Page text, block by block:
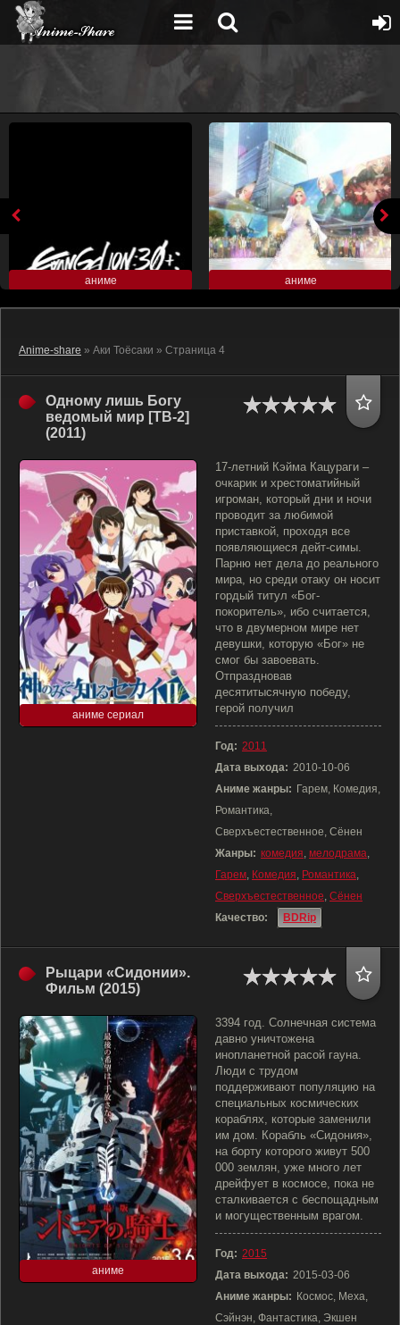
аниме аниме
Anime-share » Аки Тоёсаки » Страница 4
Одному лишь Богу
ведомый мир [ТВ-2]
(2011)
аниме сериал
17-летний Кэйма Кацураги –
очкарик и хрестоматийный
игроман, который дни и ночи
проводит за любимой
приставкой, проходя все
появляющиеся дейт-симы.
Парню нет дела до реального
мира, но среди отаку он носит
гордый титул «Бог-
покоритель», ибо считается,
что в двумерном мире нет
девушки, которую «Бог» не
смог бы завоевать.
Отпраздновав
десятитысячную победу,
герой получил
Год: 2011
Дата выхода: 2010-10-06
Аниме жанры: Гарем, Комедия,
Романтика,
Сверхъестественное, Сёнен
Жанры: комедия, мелодрама,
Гарем, Комедия, Романтика,
Сверхъестественное, Сёнен
Качество:
BDRip
Рыцари «Сидонии».
Фильм (2015)
аниме
3394 год. Солнечная система
давно уничтожена
инопланетной расой гауна.
Люди с трудом
поддерживают популяцию на
специальных космических
кораблях, которые заменили
им дом. Корабль «Сидония»,
на борту которого живут 500
000 землян, уже много лет
дрейфует в космосе, пока не
сталкивается с беспощадным
и могущественным врагом.
Год: 2015
Дата выхода: 2015-03-06
Аниме жанры: Космос, Меха,
Сэйнэн, Фантастика, Экшен